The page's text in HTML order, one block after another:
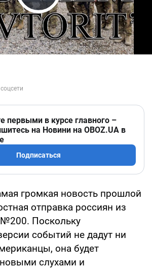
Play Video
первыми в курсе главного –
на Новини на OBOZ.UA в
Подписаться
громкая новость прошлой
отправка россиян из
Поскольку
событий не дадут ни
она будет
слухами и